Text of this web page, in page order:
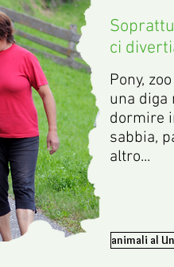
ci
Pony,
una diga
dormire
sabbia,
altro...
animali al